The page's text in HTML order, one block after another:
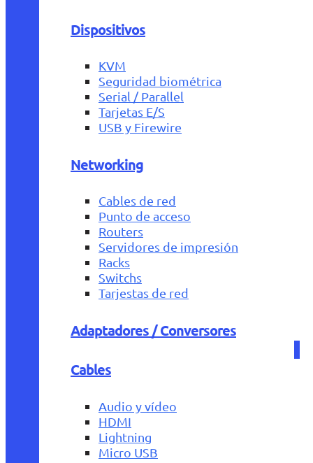
Dispositivos
KVM
Seguridad biométrica
Serial / Parallel
Tarjetas E/S
USB y Firewire
Networking
Cables de red
Punto de acceso
Routers
Servidores de impresión
Racks
Switchs
Tarjestas de red
Adaptadores / Conversores
Cables
Audio y vídeo
HDMI
Lightning
Micro USB